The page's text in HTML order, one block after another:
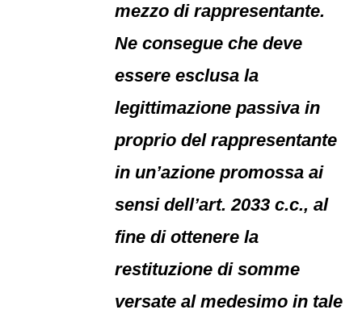
mezzo di rappresentante.
Ne consegue che deve
essere esclusa la
legittimazione passiva in
proprio del rappresentante
in un’azione promossa ai
sensi dell’art. 2033 c.c., al
fine di ottenere la
restituzione di somme
versate al medesimo in tale